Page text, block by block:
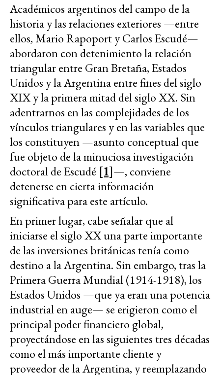
Académicos argentinos del campo de la
historia y las relaciones exteriores —entre
ellos, Mario Rapoport y Carlos Escudé—
abordaron con detenimiento la relación
triangular entre Gran Bretaña, Estados
Unidos y la Argentina entre fines del siglo
XIX y la primera mitad del siglo XX. Sin
adentrarnos en las complejidades de los
vínculos triangulares y en las variables que
los constituyen —asunto conceptual que
fue objeto de la minuciosa investigación
doctoral de Escudé [1]—, conviene
detenerse en cierta información
significativa para este artículo.
En primer lugar, cabe señalar que al
iniciarse el siglo XX una parte importante
de las inversiones británicas tenía como
destino a la Argentina. Sin embargo, tras la
Primera Guerra Mundial (1914-1918), los
Estados Unidos —que ya eran una potencia
industrial en auge— se erigieron como el
principal poder financiero global,
proyectándose en las siguientes tres décadas
como el más importante cliente y
proveedor de la Argentina, y reemplazando